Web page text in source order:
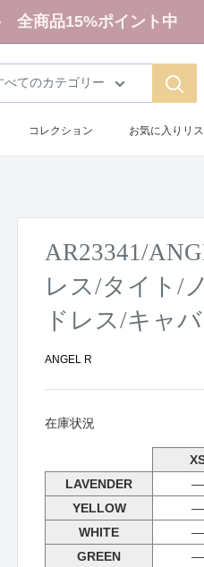
全商品15%ポイント中
べてのカテゴリー
コレクション お気に入りリス
AR23341/
レス/タイト/
ドレス/キャ
ANGEL R
在庫状況
LAVENDER
―
YELLOW
―
WHITE
―
GREEN
―